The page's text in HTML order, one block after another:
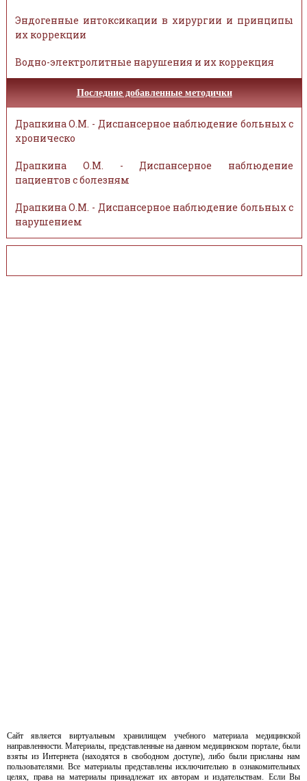
Эндогенные интоксикации в хирургии и принципы
их коррекции
Водно-электролитные нарушения и их коррекция
Последние добавленные методички
Драпкина О.М. - Диспансерное наблюдение больных с
хроническо
Драпкина О.М. - Диспансерное наблюдение
пациентов с болезням
Драпкина О.М. - Диспансерное наблюдение больных с
нарушением
Сайт является виртуальным хранилищем учебного материала медицинской
направленности. Материалы, представленные на данном медицинском портале, были
взяты из Интернета (находятся в свободном доступе), либо были присланы нам
пользователями. Все материалы представлены исключительно в ознакомительных
целях, права на материалы принадлежат их авторам и издательствам. Если Вы